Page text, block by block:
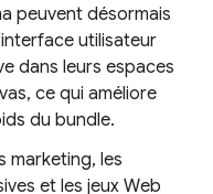
peuvent désormais
utilisateur
dans leurs espaces
ce qui améliore
du bundle.
marketing, les
et les jeux Web